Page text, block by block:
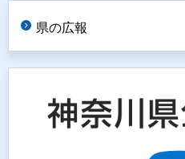
県の広報